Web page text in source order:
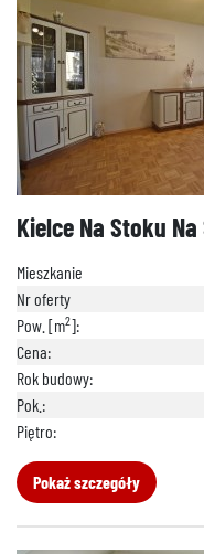
Kielce Na Stoku
Mieszkanie
Nr oferty
Pow. [m2]:
Cena:
Rok budowy:
Pok.:
Piętro:
Pokaż szczegóły